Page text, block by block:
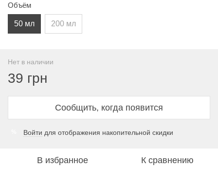
Объём
50 мл 200 мл
Нет в наличии
39 грн
Сообщить, когда появится
Войти для отображения накопительной скидки
В избранное К сравнению